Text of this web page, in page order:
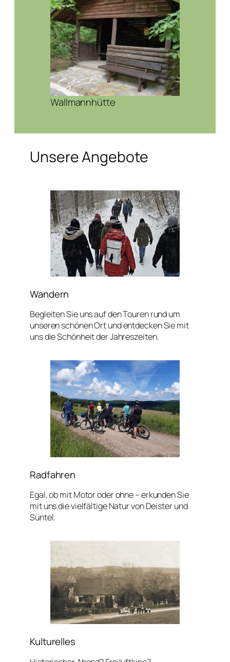
Wallmannhütte
Unsere Angebote
Wandern
Begleiten Sie uns auf den Touren rund um
unseren schönen Ort und entdecken Sie mit
uns die Schönheit der Jahreszeiten.
Radfahren
Egal, ob mit Motor oder ohne – erkunden Sie
mit uns die vielfältige Natur von Deister und
Süntel.
Kulturelles